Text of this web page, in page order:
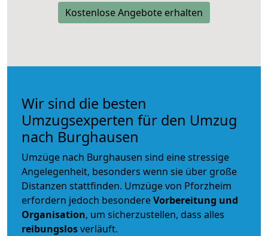
Kostenlose Angebote erhalten
Wir sind die besten
Umzugsexperten für den Umzug
nach Burghausen
Umzüge nach Burghausen sind eine stressige
Angelegenheit, besonders wenn sie über große
Distanzen stattfinden. Umzüge von Pforzheim
erfordern jedoch besondereVorbereitung und
Organisation, um sicherzustellen, dass alles
reibungslosverläuft.